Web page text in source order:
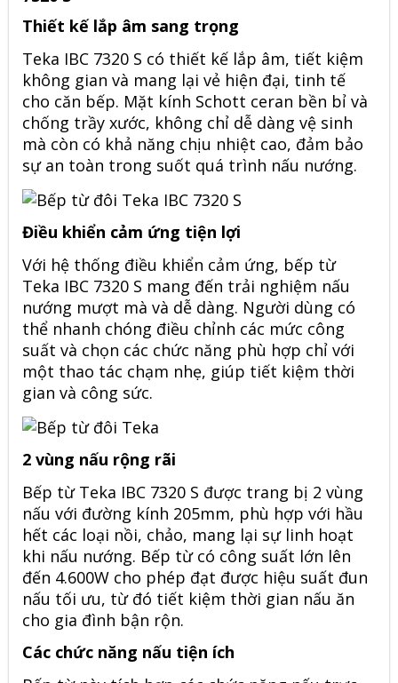
Thiết kế lắp âm sang trọng
Teka IBC 7320 S có thiết kế lắp âm, tiết kiệm
không gian và mang lại vẻ hiện đại, tinh tế
cho căn bếp. Mặt kính Schott ceran bền bỉ và
chống trầy xước, không chỉ dễ dàng vệ sinh
mà còn có khả năng chịu nhiệt cao, đảm bảo
sự an toàn trong suốt quá trình nấu nướng.
Điều khiển cảm ứng tiện lợi
Với hệ thống điều khiển cảm ứng, bếp từ
Teka IBC 7320 S mang đến trải nghiệm nấu
nướng mượt mà và dễ dàng. Người dùng có
thể nhanh chóng điều chỉnh các mức công
suất và chọn các chức năng phù hợp chỉ với
một thao tác chạm nhẹ, giúp tiết kiệm thời
gian và công sức.
2 vùng nấu rộng rãi
Bếp từ Teka IBC 7320 S được trang bị 2 vùng
nấu với đường kính 205mm, phù hợp với hầu
hết các loại nồi, chảo, mang lại sự linh hoạt
khi nấu nướng. Bếp từ có công suất lớn lên
đến 4.600W cho phép đạt được hiệu suất đun
nấu tối ưu, từ đó tiết kiệm thời gian nấu ăn
cho gia đình bận rộn.
Các chức năng nấu tiện ích